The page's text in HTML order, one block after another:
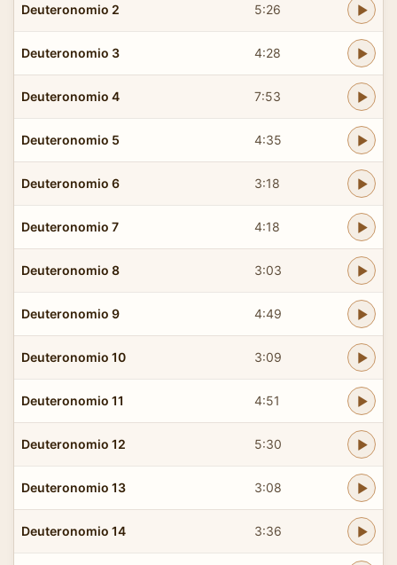
Deuteronomio 2 5:26
Deuteronomio 3 4:28
Deuteronomio 4 7:53
Deuteronomio 5 4:35
Deuteronomio 6 3:18
Deuteronomio 7 4:18
Deuteronomio 8 3:03
Deuteronomio 9 4:49
Deuteronomio 10 3:09
Deuteronomio 11 4:51
Deuteronomio 12 5:30
Deuteronomio 13 3:08
Deuteronomio 14 3:36